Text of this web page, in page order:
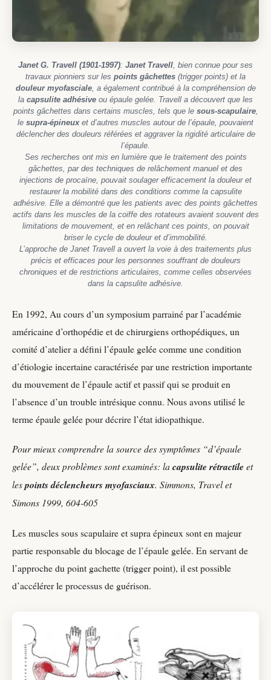
Janet G. Travell (1901-1997): Janet Travell, bien connue pour ses
travaux pionniers sur les points gâchettes (trigger points) et la
douleur myofasciale, a également contribué à la compréhension de
la capsulite adhésive ou épaule gelée. Travell a découvert que les
points gâchettes dans certains muscles, tels que le sous-scapulaire,
le supra-épineuxet d’autres muscles autour de l’épaule, pouvaient
déclencher des douleurs référées et aggraver la rigidité articulaire de
l’épaule.
Ses recherches ont mis en lumière que le traitement des points
gâchettes, par des techniques de relâchement manuel et des
injections de procaïne, pouvait soulager efficacement la douleur et
restaurer la mobilité dans des conditions comme la capsulite
adhésive. Elle a démontré que les patients avec des points gâchettes
actifs dans les muscles de la coiffe des rotateurs avaient souvent des
limitations de mouvement, et en relâchant ces points, on pouvait
briser le cycle de douleur et d’immobilité.
L’approche de Janet Travell a ouvert la voie à des traitements plus
précis et efficaces pour les personnes souffrant de douleurs
chroniques et de restrictions articulaires, comme celles observées
dans la capsulite adhésive.
En 1992, Au cours d’un symposium parrainé par l’académie
américaine d’orthopédie et de chirurgiens orthopédiques, un
comité d’atelier a défini l’épaule gelée comme une condition
d’étiologie incertaine caractérisée par une restriction importante
du mouvement de l’épaule actif et passif qui se produit en
l’absence d’un trouble intrésique connu. Nous avons utilisé le
terme épaule gelée pour décrire l’état idiopathique.
Pour mieux comprendre la source des symptômes “d’épaule
gelée”, deux problèmes sont examinés: lacapsulite rétractileet
lespoints déclencheurs myofasciaux. Simmons, Travel et
Simons 1999, 604-605
Les muscles sous scapulaire et supra épineux sont en majeur
partie responsable du blocage de l’épaule gelée. En servant de
l’approche du point gachette (trigger point), il est possible
d’accélérer le processus de guérison.